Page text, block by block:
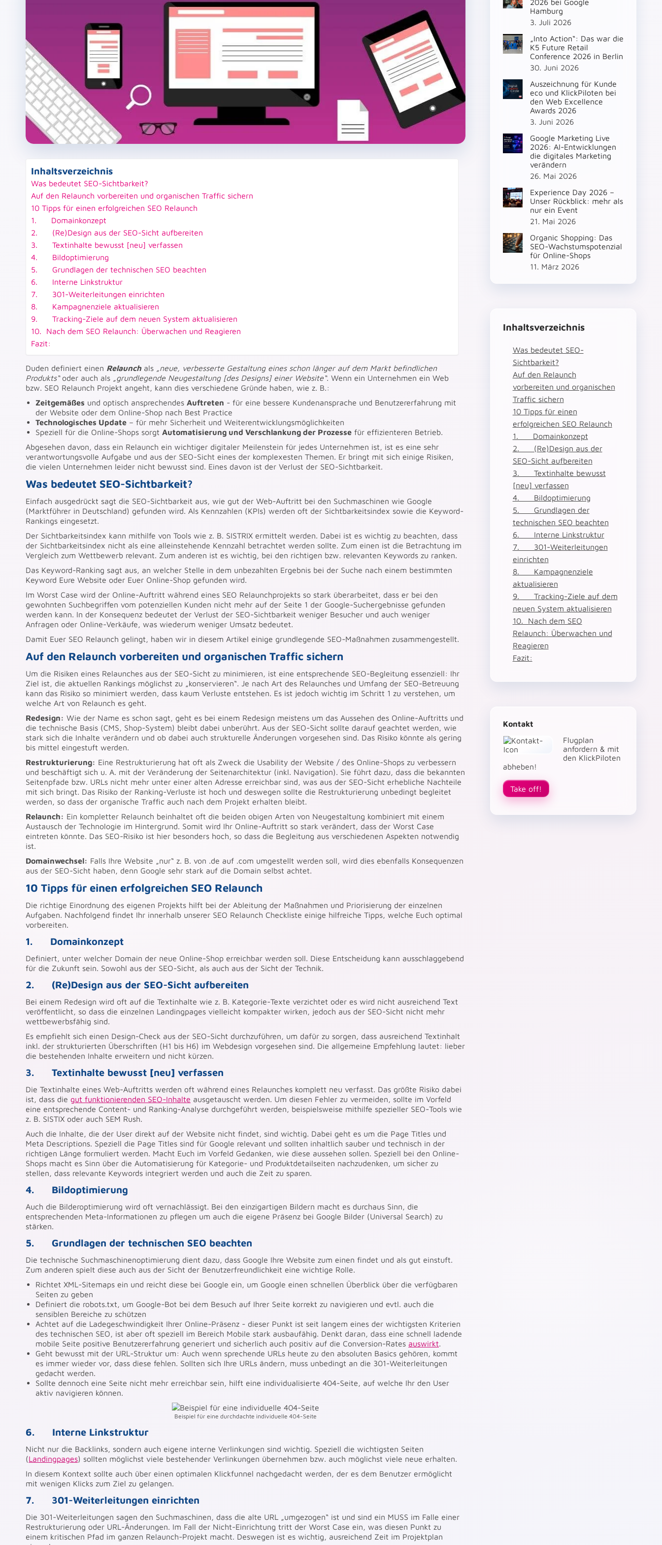
Inhaltsverzeichnis
Was bedeutet SEO-Sichtbarkeit?
Auf den Relaunch vorbereiten und organischen Traffic sichern
10 Tipps für einen erfolgreichen SEO Relaunch
1. Domainkonzept
2. (Re)Design aus der SEO-Sicht aufbereiten
3. Textinhalte bewusst [neu] verfassen
4. Bildoptimierung
5. Grundlagen der technischen SEO beachten
6. Interne Linkstruktur
7. 301-Weiterleitungen einrichten
8. Kampagnenziele aktualisieren
9. Tracking-Ziele auf dem neuen System aktualisieren
10. Nach dem SEO Relaunch: Überwachen und Reagieren
Fazit:
Duden definiert einen Relaunch als „neue, verbesserte Gestaltung eines schon länger auf dem Markt befindlichen
Produkts“oder auch als „grundlegende Neugestaltung [des Designs] einer Website“. Wenn ein Unternehmen ein Web
bzw. SEO Relaunch Projekt angeht, kann dies verschiedene Gründe haben, wie z. B.:
Zeitgemäßes und optisch ansprechendes Auftreten - für eine bessere Kundenansprache und Benutzererfahrung mit
der Website oder dem Online-Shop nach Best Practice
Technologisches Update – für mehr Sicherheit und Weiterentwicklungsmöglichkeiten
Speziell für die Online-Shops sorgt Automatisierung und Verschlankung der Prozesse für effizienteren Betrieb.
Abgesehen davon, dass ein Relaunch ein wichtiger digitaler Meilenstein für jedes Unternehmen ist, ist es eine sehr
verantwortungsvolle Aufgabe und aus der SEO-Sicht eines der komplexesten Themen. Er bringt mit sich einige Risiken,
die vielen Unternehmen leider nicht bewusst sind. Eines davon ist der Verlust der SEO-Sichtbarkeit.
Was bedeutet SEO-Sichtbarkeit?
Einfach ausgedrückt sagt die SEO-Sichtbarkeit aus, wie gut der Web-Auftritt bei den Suchmaschinen wie Google
(Marktführer in Deutschland) gefunden wird. Als Kennzahlen (KPIs) werden oft der Sichtbarkeitsindex sowie die Keyword-
Rankings eingesetzt.
Der Sichtbarkeitsindex kann mithilfe von Tools wie z. B. SISTRIX ermittelt werden. Dabei ist es wichtig zu beachten, dass
der Sichtbarkeitsindex nicht als eine alleinstehende Kennzahl betrachtet werden sollte. Zum einen ist die Betrachtung im
Vergleich zum Wettbewerb relevant. Zum anderen ist es wichtig, bei den richtigen bzw. relevanten Keywords zu ranken.
Das Keyword-Ranking sagt aus, an welcher Stelle in dem unbezahlten Ergebnis bei der Suche nach einem bestimmten
Keyword Eure Website oder Euer Online-Shop gefunden wird.
Im Worst Case wird der Online-Auftritt während eines SEO Relaunchprojekts so stark überarbeitet, dass er bei den
gewohnten Suchbegriffen vom potenziellen Kunden nicht mehr auf der Seite 1 der Google-Suchergebnisse gefunden
werden kann. In der Konsequenz bedeutet der Verlust der SEO-Sichtbarkeit weniger Besucher und auch weniger
Anfragen oder Online-Verkäufe, was wiederum weniger Umsatz bedeutet.
Damit Euer SEO Relaunch gelingt, haben wir in diesem Artikel einige grundlegende SEO-Maßnahmen zusammengestellt.
Auf den Relaunch vorbereiten und organischen Traffic sichern
Um die Risiken eines Relaunches aus der SEO-Sicht zu minimieren, ist eine entsprechende SEO-Begleitung essenziell: Ihr
Ziel ist, die aktuellen Rankings möglichst zu „konservieren“. Je nach Art des Relaunches und Umfang der SEO-Betreuung
kann das Risiko so minimiert werden, dass kaum Verluste entstehen. Es ist jedoch wichtig im Schritt 1 zu verstehen, um
welche Art von Relaunch es geht.
Redesign: Wie der Name es schon sagt, geht es bei einem Redesign meistens um das Aussehen des Online-Auftritts und
die technische Basis (CMS, Shop-System) bleibt dabei unberührt. Aus der SEO-Sicht sollte darauf geachtet werden, wie
stark sich die Inhalte verändern und ob dabei auch strukturelle Änderungen vorgesehen sind. Das Risiko könnte als gering
bis mittel eingestuft werden.
Restrukturierung: Eine Restrukturierung hat oft als Zweck die Usability der Website / des Online-Shops zu verbessern
und beschäftigt sich u. A. mit der Veränderung der Seitenarchitektur (inkl. Navigation). Sie führt dazu, dass die bekannten
Seitenpfade bzw. URLs nicht mehr unter einer alten Adresse erreichbar sind, was aus der SEO-Sicht erhebliche Nachteile
mit sich bringt. Das Risiko der Ranking-Verluste ist hoch und deswegen sollte die Restrukturierung unbedingt begleitet
werden, so dass der organische Traffic auch nach dem Projekt erhalten bleibt.
Relaunch: Ein kompletter Relaunch beinhaltet oft die beiden obigen Arten von Neugestaltung kombiniert mit einem
Austausch der Technologie im Hintergrund. Somit wird Ihr Online-Auftritt so stark verändert, dass der Worst Case
eintreten könnte. Das SEO-Risiko ist hier besonders hoch, so dass die Begleitung aus verschiedenen Aspekten notwendig
ist.
Domainwechsel: Falls Ihre Website „nur“ z. B. von .de auf .com umgestellt werden soll, wird dies ebenfalls Konsequenzen
aus der SEO-Sicht haben, denn Google sehr stark auf die Domain selbst achtet.
10 Tipps für einen erfolgreichen SEO Relaunch
Die richtige Einordnung des eigenen Projekts hilft bei der Ableitung der Maßnahmen und Priorisierung der einzelnen
Aufgaben. Nachfolgend findet Ihr innerhalb unserer SEO Relaunch Checkliste einige hilfreiche Tipps, welche Euch optimal
vorbereiten.
1. Domainkonzept
Definiert, unter welcher Domain der neue Online-Shop erreichbar werden soll. Diese Entscheidung kann ausschlaggebend
für die Zukunft sein. Sowohl aus der SEO-Sicht, als auch aus der Sicht der Technik.
2. (Re)Design aus der SEO-Sicht aufbereiten
Bei einem Redesign wird oft auf die Textinhalte wie z. B. Kategorie-Texte verzichtet oder es wird nicht ausreichend Text
veröffentlicht, so dass die einzelnen Landingpages vielleicht kompakter wirken, jedoch aus der SEO-Sicht nicht mehr
wettbewerbsfähig sind.
Es empfiehlt sich einen Design-Check aus der SEO-Sicht durchzuführen, um dafür zu sorgen, dass ausreichend Textinhalt
inkl. der strukturierten Überschriften (H1 bis H6) im Webdesign vorgesehen sind. Die allgemeine Empfehlung lautet: lieber
die bestehenden Inhalte erweitern und nicht kürzen.
3. Textinhalte bewusst [neu] verfassen
Die Textinhalte eines Web-Auftritts werden oft während eines Relaunches komplett neu verfasst. Das größte Risiko dabei
ist, dass die gut funktionierenden SEO-Inhalte ausgetauscht werden. Um diesen Fehler zu vermeiden, sollte im Vorfeld
eine entsprechende Content- und Ranking-Analyse durchgeführt werden, beispielsweise mithilfe spezieller SEO-Tools wie
z. B. SISTIX oder auch SEM Rush.
Auch die Inhalte, die der User direkt auf der Website nicht findet, sind wichtig. Dabei geht es um die Page Titles und
Meta Descriptions. Speziell die Page Titles sind für Google relevant und sollten inhaltlich sauber und technisch in der
richtigen Länge formuliert werden. Macht Euch im Vorfeld Gedanken, wie diese aussehen sollen. Speziell bei den Online-
Shops macht es Sinn über die Automatisierung für Kategorie- und Produktdetailseiten nachzudenken, um sicher zu
stellen, dass relevante Keywords integriert werden und auch die Zeit zu sparen.
4. Bildoptimierung
Auch die Bilderoptimierung wird oft vernachlässigt. Bei den einzigartigen Bildern macht es durchaus Sinn, die
entsprechenden Meta-Informationen zu pflegen um auch die eigene Präsenz bei Google Bilder (Universal Search) zu
stärken.
5. Grundlagen der technischen SEO beachten
Die technische Suchmaschinenoptimierung dient dazu, dass Google Ihre Website zum einen findet und als gut einstuft.
Zum anderen spielt diese auch aus der Sicht der Benutzerfreundlichkeit eine wichtige Rolle.
Richtet XML-Sitemaps ein und reicht diese bei Google ein, um Google einen schnellen Überblick über die verfügbaren
Seiten zu geben
Definiert die robots.txt, um Google-Bot bei dem Besuch auf Ihrer Seite korrekt zu navigieren und evtl. auch die
sensiblen Bereiche zu schützen
Achtet auf die Ladegeschwindigkeit Ihrer Online-Präsenz - dieser Punkt ist seit langem eines der wichtigsten Kriterien
des technischen SEO, ist aber oft speziell im Bereich Mobile stark ausbaufähig. Denkt daran, dass eine schnell ladende
mobile Seite positive Benutzererfahrung generiert und sicherlich auch positiv auf die Conversion-Rates auswirkt.
Geht bewusst mit der URL-Struktur um: Auch wenn sprechende URLs heute zu den absoluten Basics gehören, kommt
es immer wieder vor, dass diese fehlen. Sollten sich Ihre URLs ändern, muss unbedingt an die 301-Weiterleitungen
gedacht werden.
Sollte dennoch eine Seite nicht mehr erreichbar sein, hilft eine individualisierte 404-Seite, auf welche Ihr den User
aktiv navigieren können.
Beispiel für eine durchdachte individuelle 404-Seite
6. Interne Linkstruktur
Nicht nur die Backlinks, sondern auch eigene interne Verlinkungen sind wichtig. Speziell die wichtigsten Seiten
(Landingpages) sollten möglichst viele bestehender Verlinkungen übernehmen bzw. auch möglichst viele neue erhalten.
In diesem Kontext sollte auch über einen optimalen Klickfunnel nachgedacht werden, der es dem Benutzer ermöglicht
mit wenigen Klicks zum Ziel zu gelangen.
7. 301-Weiterleitungen einrichten
Die 301-Weiterleitungen sagen den Suchmaschinen, dass die alte URL „umgezogen“ ist und sind ein MUSS im Falle einer
Restrukturierung oder URL-Änderungen. Im Fall der Nicht-Einrichtung tritt der Worst Case ein, was diesen Punkt zu
einem kritischen Pfad im ganzen Relaunch-Projekt macht. Deswegen ist es wichtig, ausreichend Zeit im Projektplan
2026 bei Google
Hamburg
3. Juli 2026
„Into Action“: Das war die
K5 Future Retail
Conference 2026 in Berlin
30. Juni 2026
Auszeichnung für Kunde
eco und KlickPiloten bei
den Web Excellence
Awards 2026
3. Juni 2026
Google Marketing Live
2026: AI-Entwicklungen
die digitales Marketing
verändern
26. Mai 2026
Experience Day 2026 –
Unser Rückblick: mehr als
nur ein Event
21. Mai 2026
Organic Shopping: Das
SEO-Wachstumspotenzial
für Online-Shops
11. März 2026
Inhaltsverzeichnis
Was bedeutet SEO-
Sichtbarkeit?
Auf den Relaunch
vorbereiten und organischen
Traffic sichern
10 Tipps für einen
erfolgreichen SEO Relaunch
1. Domainkonzept
2. (Re)Design aus der
SEO-Sicht aufbereiten
3. Textinhalte bewusst
[neu] verfassen
4. Bildoptimierung
5. Grundlagen der
technischen SEO beachten
6. Interne Linkstruktur
7. 301-Weiterleitungen
einrichten
8. Kampagnenziele
aktualisieren
9. Tracking-Ziele auf dem
neuen System aktualisieren
10. Nach dem SEO
Relaunch: Überwachen und
Reagieren
Fazit:
Kontakt
Flugplan
anfordern & mit
den KlickPiloten
abheben!
Take off!